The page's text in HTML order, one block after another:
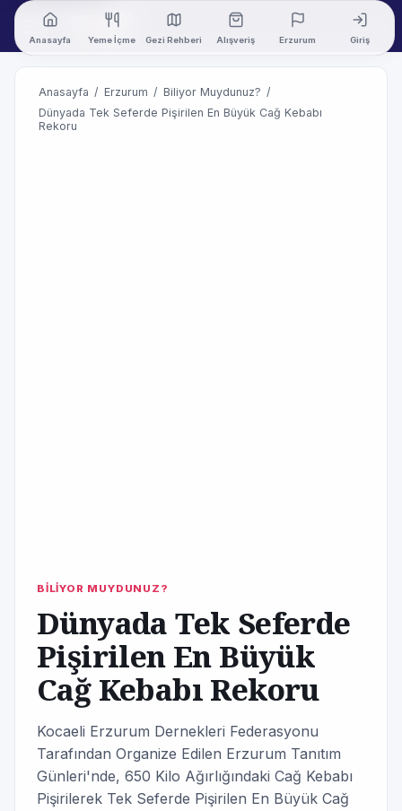
Anasayfa Yeme İçme Gezi Rehberi Alışveriş Erzurum Giriş
Anasayfa / Erzurum / Biliyor Muydunuz? /
Dünyada Tek Seferde Pişirilen En Büyük Cağ Kebabı
Rekoru
BİLİYOR MUYDUNUZ?
Dünyada Tek Seferde
Pişirilen En Büyük
Cağ Kebabı Rekoru
Kocaeli Erzurum Dernekleri Federasyonu
Tarafından Organize Edilen Erzurum Tanıtım
Günleri'nde, 650 Kilo Ağırlığındaki Cağ Kebabı
Pişirilerek Tek Seferde Pişirilen En Büyük Cağ